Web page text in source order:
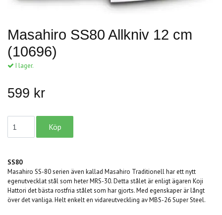
Masahiro SS80 Allkniv 12 cm
(10696)
I lager.
599 kr
SS80
Masahiro SS-80 serien även kallad Masahiro Traditionell har ett nytt
egenutvecklat stål som heter MRS-30. Detta stålet är enligt ägaren Koji
Hattori det bästa rostfria stålet som har gjorts. Med egenskaper är långt
över det vanliga. Helt enkelt en vidareutveckling av MBS-26 Super Steel.